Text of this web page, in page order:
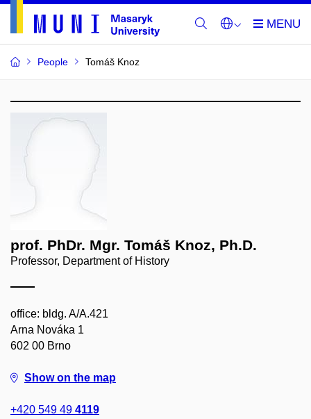
People Tomáš Knoz
prof. PhDr. Mgr. Tomáš Knoz, Ph.D.
Professor, Department of History
office: bldg. A/A.421
Arna Nováka 1
602 00 Brno
Show on the map
+420 549 49 4119